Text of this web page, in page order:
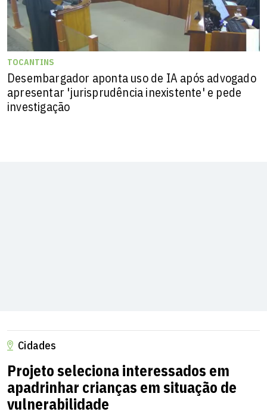
TOCANTINS
Desembargador aponta uso de IA após advogado
apresentar 'jurisprudência inexistente' e pede
investigação
Cidades
Projeto seleciona interessados em
apadrinhar crianças em situação de
vulnerabilidade